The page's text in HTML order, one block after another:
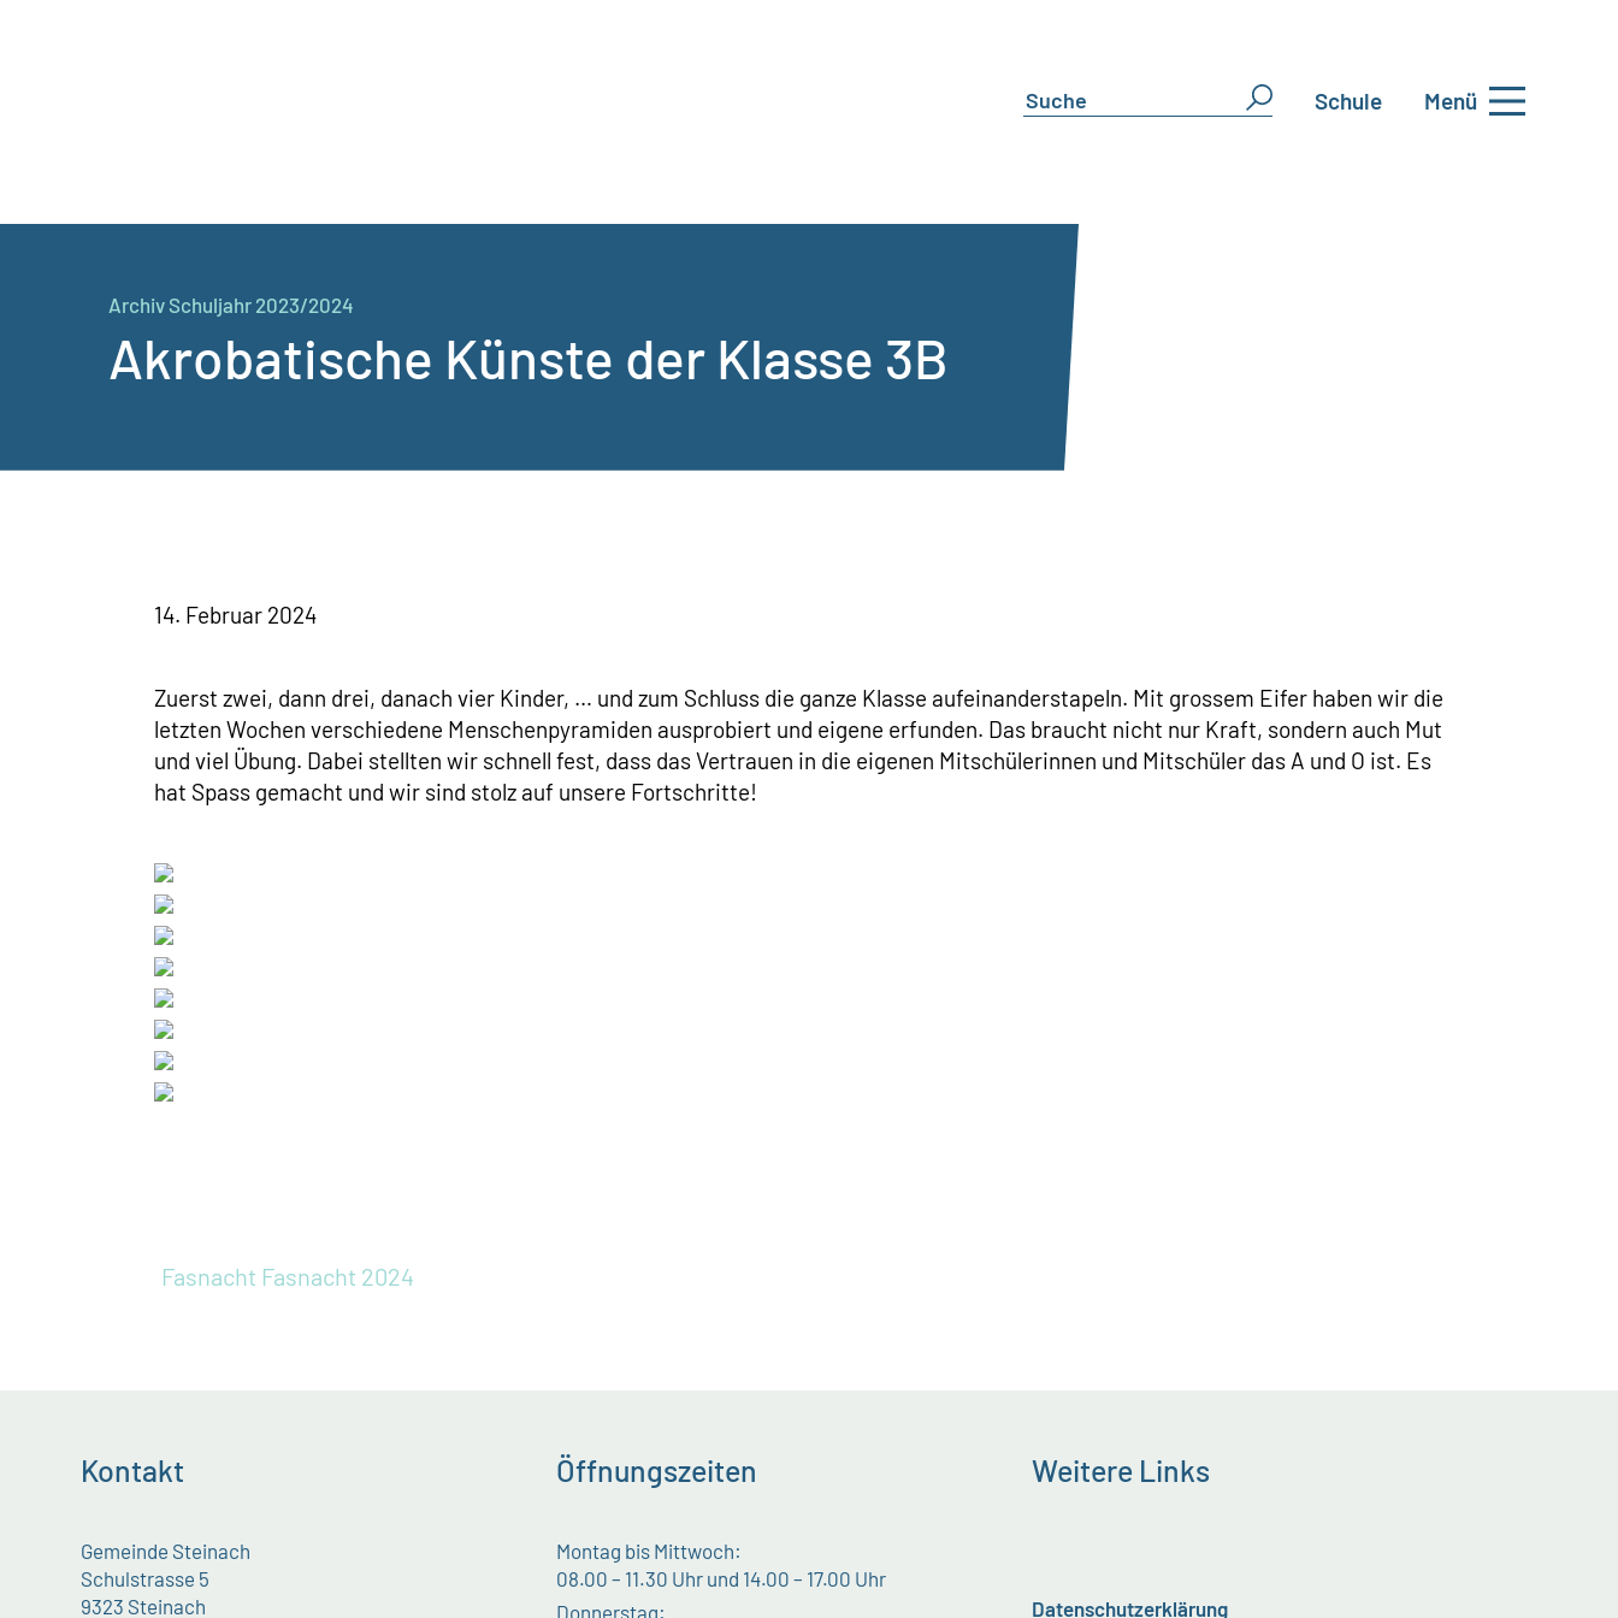
Schule Menü
Archiv Schuljahr 2023/2024
Akrobatische Künste der Klasse 3B
14. Februar 2024
Zuerst zwei, dann drei, danach vier Kinder, … und zum Schluss die ganze Klasse aufeinanderstapeln. Mit grossem Eifer haben wir die
letzten Wochen verschiedene Menschenpyramiden ausprobiert und eigene erfunden. Das braucht nicht nur Kraft, sondern auch Mut
und viel Übung. Dabei stellten wir schnell fest, dass das Vertrauen in die eigenen Mitschülerinnen und Mitschüler das A und O ist. Es
hat Spass gemacht und wir sind stolz auf unsere Fortschritte!
Fasnacht Fasnacht 2024
Kontakt
Gemeinde Steinach
Schulstrasse 5
9323 Steinach
Öffnungszeiten
Montag bis Mittwoch:
08.00 – 11.30 Uhr und 14.00 – 17.00 Uhr
Donnerstag:
Weitere Links
Datenschutzerklärung